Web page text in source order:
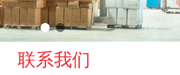
联系我们